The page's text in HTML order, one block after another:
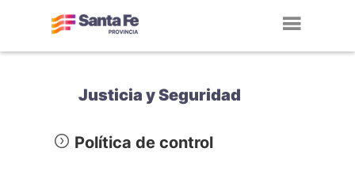
Justicia y Seguridad
Política de control